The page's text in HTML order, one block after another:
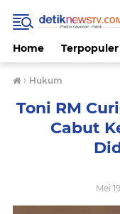
Home Terpopuler
› Hukum
Toni RM
Cabut
Mei